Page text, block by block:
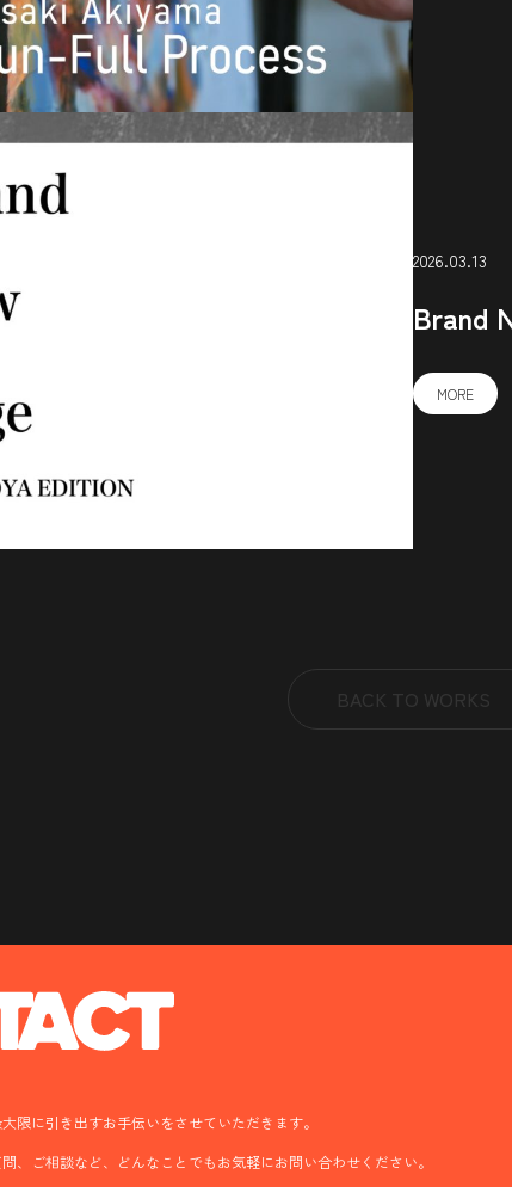
2026.03.13
Brand
MORE
BACK TO WORKS
限に引き出すお手伝いをさせていただきます。
、ご相談など、どんなことでもお気軽にお問い合わせください。